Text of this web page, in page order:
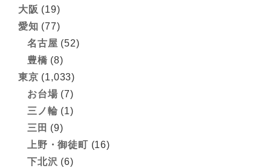
大阪 (19)
愛知 (77)
名古屋 (52)
豊橋 (8)
東京 (1,033)
お台場 (7)
三ノ輪 (1)
三田 (9)
上野・御徒町 (16)
下北沢 (6)